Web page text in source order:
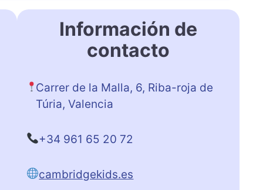
Información de
contacto
Carrer de la Malla, 6, Riba-roja de
Túria, Valencia
+34 961 65 20 72
cambridgekids.es